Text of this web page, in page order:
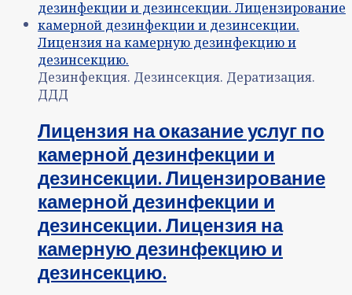
Дезинфекция. Дезинсекция. Дератизация.
ДДД
Лицензия на оказание услуг по
камерной дезинфекции и
дезинсекции. Лицензирование
камерной дезинфекции и
дезинсекции. Лицензия на
камерную дезинфекцию и
дезинсекцию.